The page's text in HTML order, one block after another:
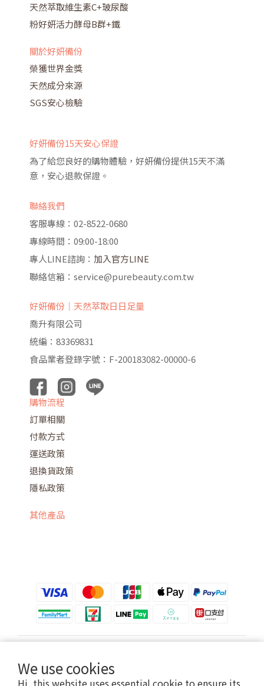
We use cookies
Hi, this website uses essential cookie to ensure its
天然萃取維生素C+玻尿酸
粉好妍活力酵母B群+鐵
關於好妍備份
榮獲世界金獎
天然成分來源
SGS安心檢驗
好妍備份15天安心保證
為了給您良好的購物體驗，好妍備份提供15天不滿
意，安心退款保證。
聯絡我們
客服專線：02-8522-0680
專線時間：09:00-18:00
專人LINE諮詢： 加入官方LINE
聯絡信箱：service@purebeauty.com.tw
好妍備份｜天然萃取日日足量
喬升有限公司
統編：83369831
食品業者登錄字號：F-200183082-00000-6
購物流程
訂單相關
付款方式
運送政策
退換貨政策
隱私政策
其他產品
TWD